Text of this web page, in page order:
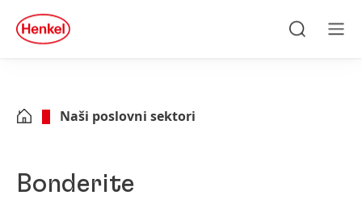
Skip to footer
quick
search
Naši poslovni sektori
Bonderite